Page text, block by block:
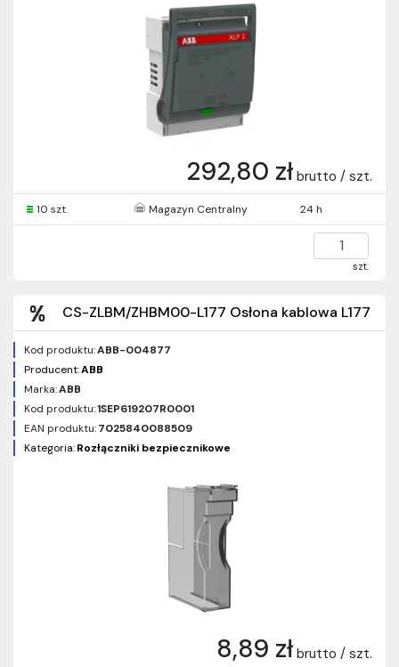
292,80 zł brutto / szt.
10 szt. Magazyn Centralny 24 h
szt.
CS-ZLBM/ZHBM00-L177 Osłona kablowa L177
Kod produktu:ABB-004877
Producent:ABB
Marka:ABB
Kod produktu:1SEP619207R0001
EAN produktu:7025840088509
Kategoria:Rozłączniki bezpiecznikowe
8,89 zł brutto / szt.